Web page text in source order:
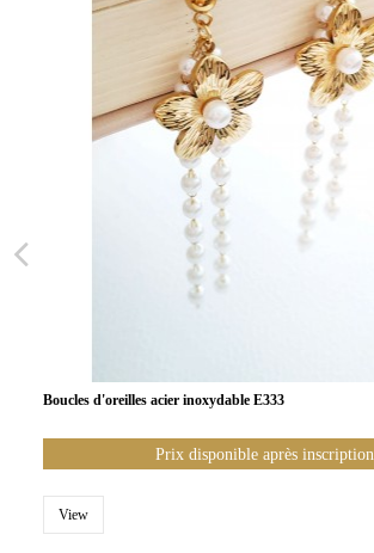
Boucles d'oreilles acier inoxydable E333
Prix disponible après inscription
View